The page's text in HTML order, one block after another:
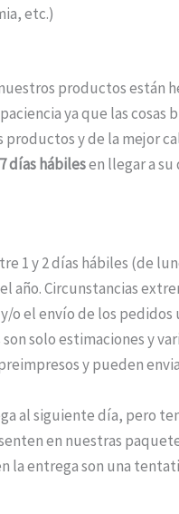
etc.)
productos están
ya que las
y de la mejor
días hábilesen llegar a su
1 y 2 días hábiles (de
año. Circunstancias
el envío de los pedidos
solo estimaciones y
y pueden
al siguiente día, pero
en nuestras
la entrega son una